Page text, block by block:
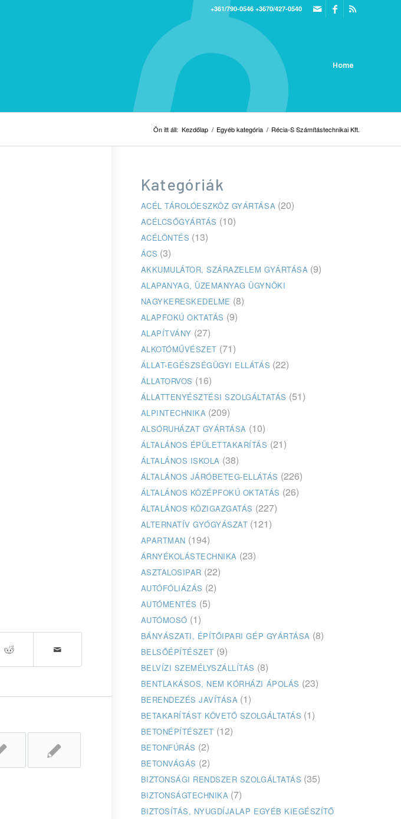
+361/790-0546 +3670/427-0540
Home
Ön itt áll: Kezdőlap / Egyéb kategória / Récia-S Számítástechnikai Kft.
Kategóriák
ACÉL TÁROLÓESZKÖZ GYÁRTÁSA (20)
ACÉLCSŐGYÁRTÁS (10)
ACÉLÖNTÉS (13)
ÁCS (3)
AKKUMULÁTOR, SZÁRAZELEM GYÁRTÁSA (9)
ALAPANYAG, ÜZEMANYAG ÜGYNÖKI
NAGYKERESKEDELME (8)
ALAPFOKÚ OKTATÁS (9)
ALAPÍTVÁNY (27)
ALKOTÓMŰVÉSZET (71)
ÁLLAT-EGÉSZSÉGÜGYI ELLÁTÁS (22)
ÁLLATORVOS (16)
ÁLLATTENYÉSZTÉSI SZOLGÁLTATÁS (51)
ALPINTECHNIKA (209)
ALSÓRUHÁZAT GYÁRTÁSA (10)
ÁLTALÁNOS ÉPÜLETTAKARÍTÁS (21)
ÁLTALÁNOS ISKOLA (38)
ÁLTALÁNOS JÁRÓBETEG-ELLÁTÁS (226)
ÁLTALÁNOS KÖZÉPFOKÚ OKTATÁS (26)
ÁLTALÁNOS KÖZIGAZGATÁS (227)
ALTERNATÍV GYÓGYÁSZAT (121)
APARTMAN (194)
ÁRNYÉKOLÁSTECHNIKA (23)
ASZTALOSIPAR (22)
AUTÓFÓLIÁZÁS (2)
AUTÓMENTÉS (5)
AUTÓMOSÓ (1)
BÁNYÁSZATI, ÉPÍTŐIPARI GÉP GYÁRTÁSA (8)
BELSŐÉPÍTÉSZET (9)
BELVÍZI SZEMÉLYSZÁLLÍTÁS (8)
BENTLAKÁSOS, NEM KÓRHÁZI ÁPOLÁS (23)
BERENDEZÉS JAVÍTÁSA (1)
BETAKARÍTÁST KÖVETŐ SZOLGÁLTATÁS (1)
BETONÉPÍTÉSZET (12)
BETONFÚRÁS (2)
BETONVÁGÁS (2)
BIZTONSÁGI RENDSZER SZOLGÁLTATÁS (35)
BIZTONSÁGTECHNIKA (7)
BIZTOSÍTÁS, NYUGDÍJALAP EGYÉB KIEGÉSZÍTŐ